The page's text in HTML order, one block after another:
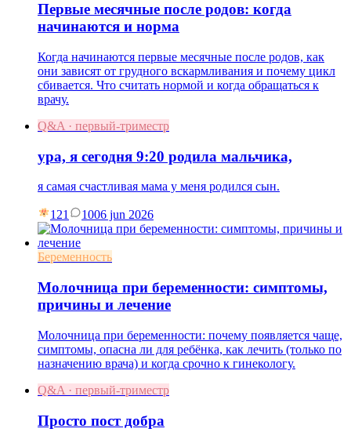
Первые месячные после родов: когда
начинаются и норма
Когда начинаются первые месячные после родов, как
они зависят от грудного вскармливания и почему цикл
сбивается. Что считать нормой и когда обращаться к
врачу.
Q&A · первый-триместр
ура, я сегодня 9:20 родила мальчика,
я самая счастливая мама у меня родился сын.
121 1006 jun 2026
Беременность
Молочница при беременности: симптомы,
причины и лечение
Молочница при беременности: почему появляется чаще,
симптомы, опасна ли для ребёнка, как лечить (только по
назначению врача) и когда срочно к гинекологу.
Q&A · первый-триместр
Просто пост добра